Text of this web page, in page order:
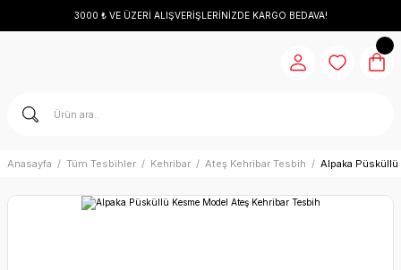
3000 ₺ VE ÜZERİ ALIŞVERİŞLERİNİZDE KARGO BEDAVA!
Anasayfa Tüm Tesbihler Kehribar Ateş Kehribar Tesbih Alpaka